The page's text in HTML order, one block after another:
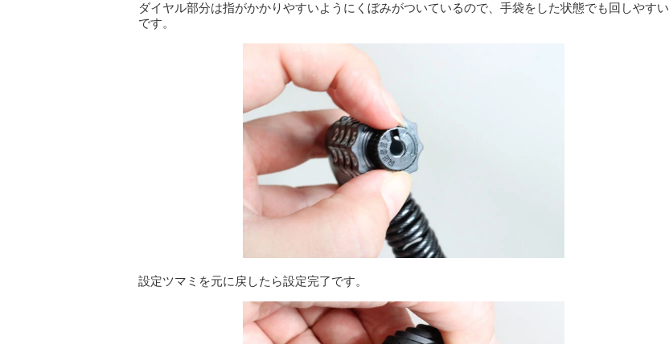
ダイヤル部分は指がかかりやすいようにくぼみがついているので、手袋をした状態でも回しやすい
です。
設定ツマミを元に戻したら設定完了です。